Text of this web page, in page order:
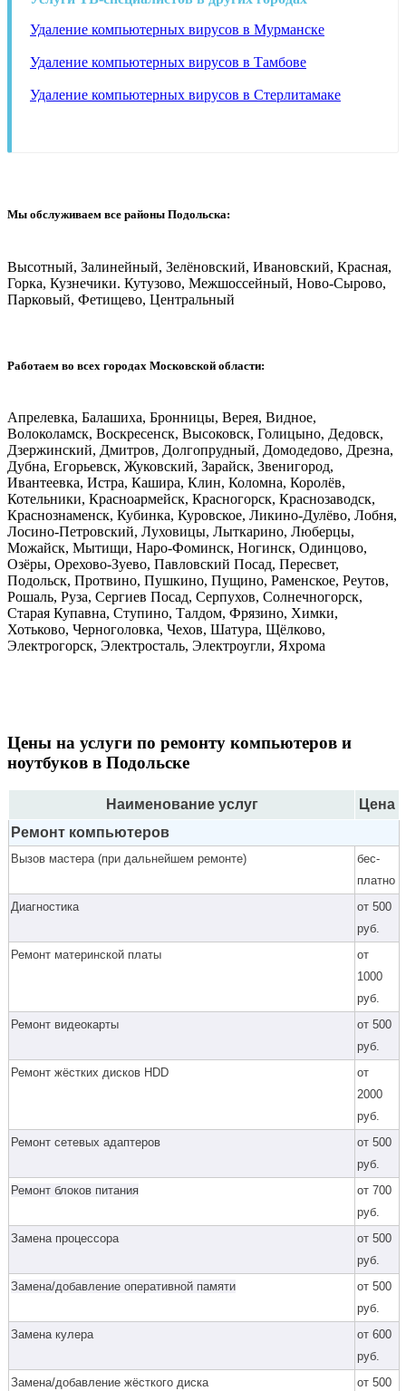
Удаление компьютерных вирусов в Мурманске
Удаление компьютерных вирусов в Тамбове
Удаление компьютерных вирусов в Стерлитамаке
Мы обслуживаем все районы Подольска:
Высотный, Залинейный, Зелёновский, Ивановский, Красная,
Горка, Кузнечики. Кутузово, Межшоссейный, Ново-Сырово,
Парковый, Фетищево, Центральный
Работаем во всех городах Московской области:
Апрелевка, Балашиха, Бронницы, Верея, Видное,
Волоколамск, Воскресенск, Высоковск, Голицыно, Дедовск,
Дзержинский, Дмитров, Долгопрудный, Домодедово, Дрезна,
Дубна, Егорьевск, Жуковский, Зарайск, Звенигород,
Ивантеевка, Истра, Кашира, Клин, Коломна, Королёв,
Котельники, Красноармейск, Красногорск, Краснозаводск,
Краснознаменск, Кубинка, Куровское, Ликино-Дулёво, Лобня,
Лосино-Петровский, Луховицы, Лыткарино, Люберцы,
Можайск, Мытищи, Наро-Фоминск, Ногинск, Одинцово,
Озёры, Орехово-Зуево, Павловский Посад, Пересвет,
Подольск, Протвино, Пушкино, Пущино, Раменское, Реутов,
Рошаль, Руза, Сергиев Посад, Серпухов, Солнечногорск,
Старая Купавна, Ступино, Талдом, Фрязино, Химки,
Хотьково, Черноголовка, Чехов, Шатура, Щёлково,
Электрогорск, Электросталь, Электроугли, Яхрома
Цены на услуги по ремонту компьютеров и
ноутбуков в Подольске
Наименование услуг
Цена
Ремонт компьютеров
Вызов мастера (при дальнейшем ремонте)
бес­
плат­но
Диагностика
от 500
руб.
Ремонт материнской платы
от
1000
руб.
Ремонт видеокарты
от 500
руб.
Ремонт жёстких дисков HDD
от
2000
руб.
Ремонт сетевых адаптеров
от 500
руб.
Ремонт блоков питания
от 700
руб.
Замена процессора
от 500
руб.
Замена/добавление оперативной памяти
от 500
руб.
Замена кулера
от 600
руб.
Замена/добавление жёсткого диска
от 500